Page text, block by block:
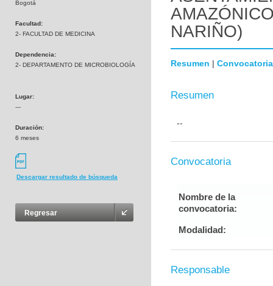
Bogotá
Facultad:
2- FACULTAD DE MEDICINA
Dependencia:
2- DEPARTAMENTO DE MICROBIOLOGÍA
Lugar:
---
Duración:
6 meses
Descargar resultado de búsqueda
Regresar
NARIÑO)
Resumen | Convocatoria
Resumen
--
Convocatoria
Nombre de la
convocatoria:
Modalidad:
Responsable